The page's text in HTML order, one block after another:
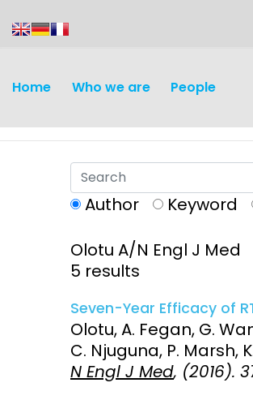
Home Who we are People
Discovery and
Development
Surveillance and metrics
Intervention
Author Keyword
Olotu A/N Engl J Med
5 results
Seven-Year Efficacy of
Olotu, A. Fegan, G.
C. Njuguna, P. Marsh,
N Engl J Med, (2016).